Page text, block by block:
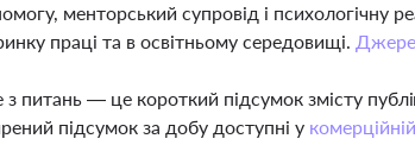
менторський супровід і психологічну
праці та в освітньому середовищі.
питань — це короткий підсумок змісту
підсумок за добу доступні у